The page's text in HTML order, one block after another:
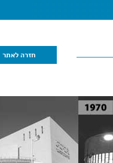
חזרה לאתר